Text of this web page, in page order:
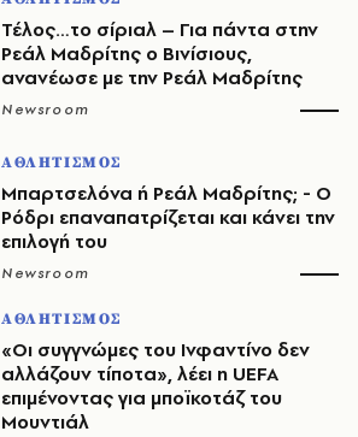
Τέλος…το σίριαλ – Για πάντα στην
Ρεάλ Μαδρίτης ο Βινίσιους,
ανανέωσε με την Ρεάλ Μαδρίτης
Newsroom
ΑΘΛΗΤΙΣΜΟΣ
Μπαρτσελόνα ή Ρεάλ Μαδρίτης; - Ο
Ρόδρι επαναπατρίζεται και κάνει την
επιλογή του
Newsroom
ΑΘΛΗΤΙΣΜΟΣ
«Οι συγγνώμες του Ινφαντίνο δεν
αλλάζουν τίποτα», λέει η UEFA
επιμένοντας για μποϊκοτάζ του
Μουντιάλ